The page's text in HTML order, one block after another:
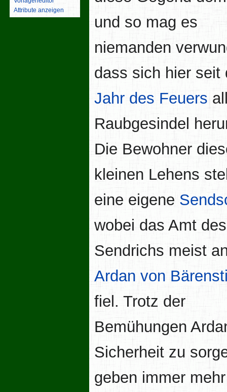
und so mag es
niemanden
dass sich hier seit
Jahr des Feuers
Raubgesindel
Die Bewohner
kleinen Lehens
eine eigene
wobei das Amt des
Sendrichs meist
Ardan von
fiel. Trotz der
Bemühungen
Sicherheit zu
geben immer mehr
Attribute anzeigen